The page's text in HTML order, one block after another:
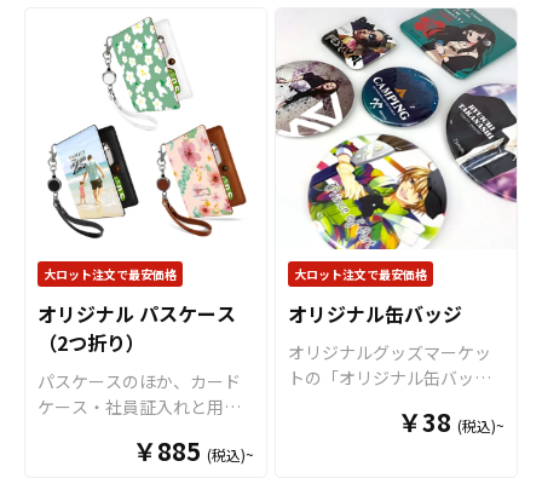
メ、エンタメ、スポーツ、
官公庁、またコミケなどの
同人グッズ販売など様々な
業界に人気です。 国内生産
で短納期、小ロットからの
製作も承っておりますの
で、個人のお客様から企
業・業者のかた問わずお気
軽にご相談ください。
撮影・持ち歩き・ディスプ
レイをワンランクUP！すべ
て国内生産のメイド・イ
ン・ジャパン製品です！販
売に必要な資材も取り揃え
ておりますので、お客様に
はデザインを入稿していた
だくだけでオリジナル商品
として販売していただくこ
とができます。オリジナル
グッズの制作やOEMをご検
討中の業者様もお気軽にご
相談ください。 推し活シー
ンと親和性が高く、SNSへ
の投稿もされやすいアイテ
アニメやゲー
ム、アーティストのライブ
ブレラマーカーのアクリル
部分はダイカットで製作す
ることができるのでブラン
ドイメージやキャラクター
などに合わせて、自由な形
状でデザインすることが可
能です。「アンブレラマー
カー」との名称ですが、Oリ
ングや8の字リングを使用し
なければ、アクリルチャー
ムとしてご利用いただけま
す アンブレラマーカーの傘
に取り付けるパーツ部分に
は2つの異なるパーツがあ
り、1つは「傘の柄に取り付
けるOリング」タイプ、もう
1つは「傘のつゆ先に取り付
ける8の字リング」タイプを
用意。 マークさせたい箇所
ルスタンド（アクスタ）は
鑑賞性・携帯性・汎用性を
兼ね備えた大人気アイテ
ム。ケイオーのオリジナル
アクリルスタンドには、透
明度の高い高品質アクリル
素材を採用しています。キ
ャラクターやイラスト、写
真などのお好きなデザイン
を高精細プリンターでフル
カラー印刷し、自由な形に
ダイカット加工で仕上げま
す。台座部分にもプリント
が可能で、形状やサイズも
自由自在です。同人活動で
ラクターや作品のイラスト
大ロット注文で最安価格
オリジナル パスケース
（2つ折り）
パスケースのほか、カード
ケース・社員証入れと用途
お客様がお持ちのオリジナ
￥885 (税込)~
大ロット注文で最安価格
オリジナル缶バッジ
オリジナルグッズマーケッ
トの「オリジナル缶バッ
備の高性能な缶バッジで
￥38 (税込)~